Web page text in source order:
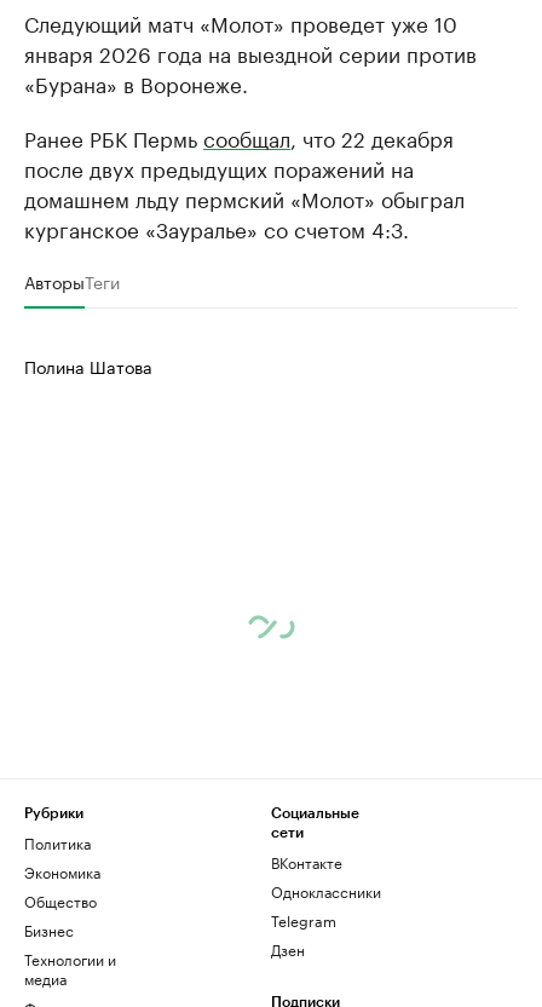
Следующий матч «Молот» проведет уже 10
января 2026 года на выездной серии против
«Бурана» в Воронеже.
Ранее РБК Пермьсообщал , что 22 декабря
после двух предыдущих поражений на
домашнем льду пермский «Молот» обыграл
курганское «Зауралье» со счетом 4:3.
АвторыТеги
Полина Шатова
Рубрики
Политика
Экономика
Общество
Бизнес
Технологии и
медиа
Социальные
сети
ВКонтакте
Одноклассники
Telegram
Дзен
Подписки